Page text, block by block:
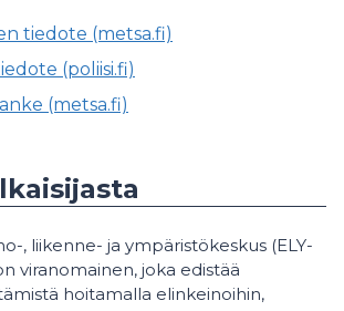
tiedote (metsa.fi)
(poliisi.fi)
(metsa.fi)
, liikenne- ja ympäristökeskus (ELY-
viranomainen, joka edistää
hoitamalla elinkeinoihin,